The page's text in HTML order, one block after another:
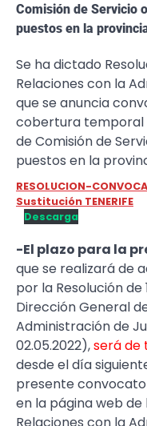
Comisión de Servicio
puestos en la
Se ha dictado
Relaciones con la
que se anuncia
cobertura temporal
de Comisión de
puestos en la
RESOLUCION-
Sustitución TENERIFE
Descarga
-El plazo para la
que se realizará de
por la Resolución de
Dirección General
Administración de
02.05.2022),será de
desde el día
presente
en la página web